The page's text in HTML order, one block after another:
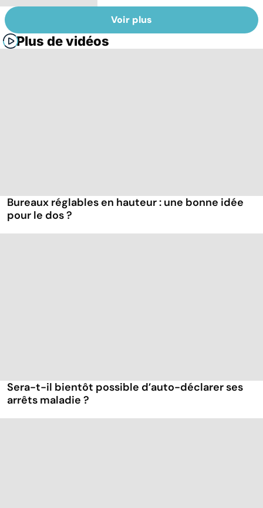
Voir plus
Plus de vidéos
Bureaux réglables en hauteur : une bonne idée
pour le dos ?
Sera-t-il bientôt possible d’auto-déclarer ses
arrêts maladie ?